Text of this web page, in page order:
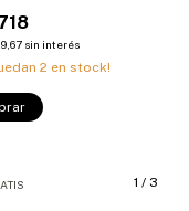
sin interés
2 en stock!
1 / 3